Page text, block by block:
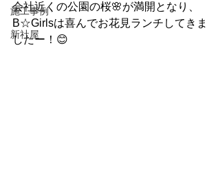
施工事例
新社屋
会社近くの公園の桜🌸が満開となり、
B︎☆Girlsは喜んでお花見ランチしてきま
したー！😊